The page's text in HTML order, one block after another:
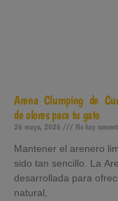
Arena Clumping de
de olores para tu gato
26 mayo, 2026 No hay
Mantener el arenero
sido tan sencillo. La
desarrollada para
natural,